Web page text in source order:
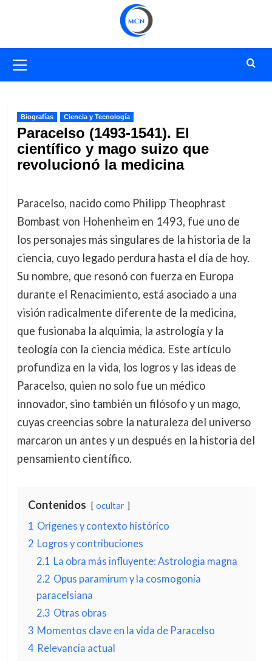
primario
Biografías Ciencia y Tecnología
Paracelso (1493-1541). El
científico y mago suizo que
revolucionó la medicina
Paracelso, nacido como Philipp Theophrast
Bombast von Hohenheim en 1493, fue uno de
los personajes más singulares de la historia de la
ciencia, cuyo legado perdura hasta el día de hoy.
Su nombre, que resonó con fuerza en Europa
durante el Renacimiento, está asociado a una
visión radicalmente diferente de la medicina,
que fusionaba la alquimia, la astrología y la
teología con la ciencia médica. Este artículo
profundiza en la vida, los logros y las ideas de
Paracelso, quien no solo fue un médico
innovador, sino también un filósofo y un mago,
cuyas creencias sobre la naturaleza del universo
marcaron un antes y un después en la historia del
pensamiento científico.
Contenidos ocultar
1 Orígenes y contexto histórico
2 Logros y contribuciones
2.1 La obra más influyente: Astrologia magna
2.2 Opus paramirum y la cosmogonía
paracelsiana
2.3 Otras obras
3 Momentos clave en la vida de Paracelso
4 Relevancia actual